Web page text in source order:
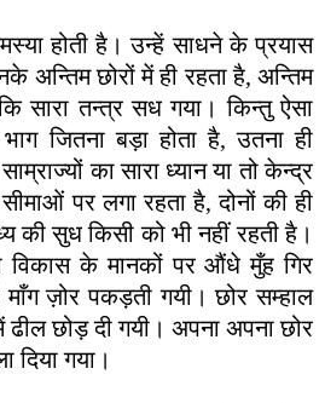
होती है। उन्हें साधने के प्रयास
अन्तिम छोरों में ही रहता है, अन्तिम
सारा तन्त्र सध गया। किन्तु ऐसा
जितना बड़ा होता है, उतना ही
का सारा ध्यान या तो केन्द्र
पर लगा रहता है, दोनों की ही
की सुध किसी को भी नहीं रहती है।
विकास के मानकों पर औंधे मुँह गिर
ज़ोर पकड़ती गयी। छोर सम्हाल
छोड़ दी गयी। अपना अपना छोर
दिया गया।